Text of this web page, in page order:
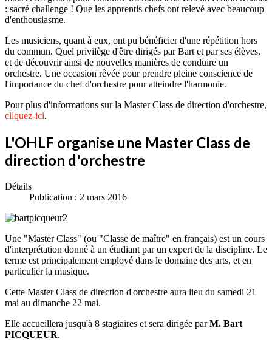
: sacré challenge ! Que les apprentis chefs ont relevé avec beaucoup
d'enthousiasme.
Les musiciens, quant à eux, ont pu bénéficier d'une répétition hors
du commun. Quel privilège d'être dirigés par Bart et par ses élèves,
et de découvrir ainsi de nouvelles manières de conduire un
orchestre. Une occasion rêvée pour prendre pleine conscience de
l'importance du chef d'orchestre pour atteindre l'harmonie.
Pour plus d'informations sur la Master Class de direction d'orchestre,
cliquez-ici.
L'OHLF organise une Master Class de
direction d'orchestre
Détails
Publication : 2 mars 2016
Une "Master Class" (ou "Classe de maître" en français) est un cours
d'interprétation donné à un étudiant par un expert de la discipline. Le
terme est principalement employé dans le domaine des arts, et en
particulier la musique.
Cette Master Class de direction d'orchestre aura lieu du samedi 21
mai au dimanche 22 mai.
Elle accueillera jusqu'à 8 stagiaires et sera dirigée parM. Bart
PICQUEUR.